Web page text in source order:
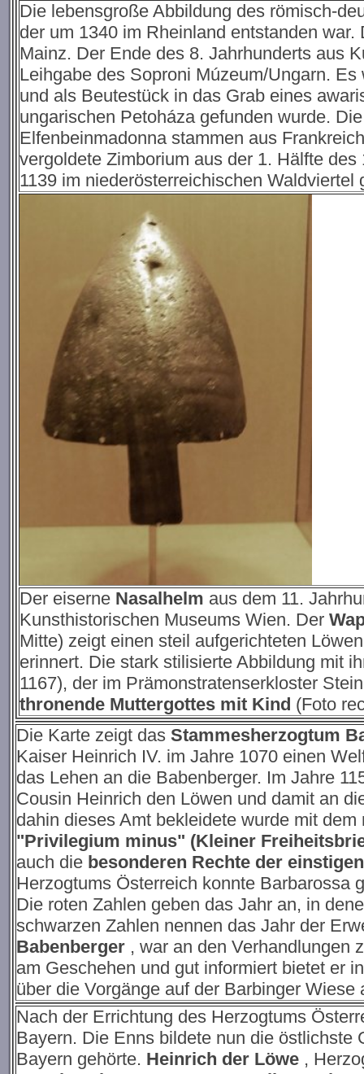
Die lebensgroße Abbildung des römisch-
der um 1340 im Rheinland entstanden
Mainz. Der Ende des 8. Jahrhunderts aus
Leihgabe des Soproni Múzeum/Ungarn.
und als Beutestück in das Grab eines
ungarischen Petoháza gefunden wurde.
Elfenbeinmadonna stammen aus
vergoldete Zimborium aus der 1. Hälfte
1139 im niederösterreichischen
Der eiserne Nasalhelm aus dem 11.
Kunsthistorischen Museums Wien. Der
Mitte) zeigt einen steil aufgerichteten
erinnert. Die stark stilisierte Abbildung mit
1167), der im Prämonstratenserkloster
thronende Muttergottes mit Kind (Foto
Die Karte zeigt das Stammesherzogtum
Kaiser Heinrich IV. im Jahre 1070 einen
das Lehen an die Babenberger. Im Jahre
Cousin Heinrich den Löwen und damit an
dahin dieses Amt bekleidete wurde mit
"Privilegium minus" (Kleiner
auch die besonderen Rechte der
Herzogtums Österreich konnte Barbarossa
Die roten Zahlen geben das Jahr an, in
schwarzen Zahlen nennen das Jahr der
Babenberger , war an den Verhandlungen
am Geschehen und gut informiert bietet er
über die Vorgänge auf der Barbinger
Nach der Errichtung des Herzogtums
Bayern. Die Enns bildete nun die östlichste
Bayern gehörte. Heinrich der Löwe ,